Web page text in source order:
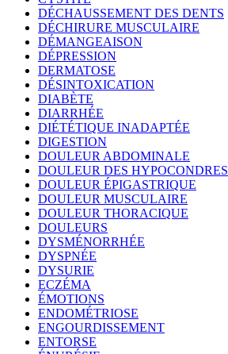
DÉCHAUSSEMENT DES DENTS
DÉCHIRURE MUSCULAIRE
DÉMANGEAISON
DÉPRESSION
DERMATOSE
DÉSINTOXICATION
DIABÈTE
DIARRHÉE
DIÉTÉTIQUE INADAPTÉE
DIGESTION
DOULEUR ABDOMINALE
DOULEUR DES HYPOCONDRES
DOULEUR ÉPIGASTRIQUE
DOULEUR MUSCULAIRE
DOULEUR THORACIQUE
DOULEURS
DYSMÉNORRHÉE
DYSPNÉE
DYSURIE
ECZÉMA
ÉMOTIONS
ENDOMÉTRIOSE
ENGOURDISSEMENT
ENTORSE